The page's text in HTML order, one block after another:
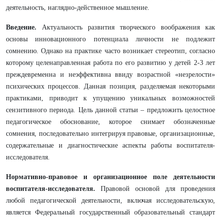
деятельность, наглядно-действенное мышление.
Введение. Актуальность развития творческого воображения как
основы инновационного потенциала личности не подлежит
сомнению. Однако на практике часто возникает стереотип, согласно
которому целенаправленная работа по его развитию у детей 2-3 лет
преждевременна и неэффективна ввиду возрастной «незрелости»
психических процессов. Данная позиция, разделяемая некоторыми
практиками, приводит к упущению уникальных возможностей
сензитивного периода. Цель данной статьи – предложить целостное
педагогическое обоснование, которое снимает обозначенные
сомнения, последовательно интегрируя правовые, организационные,
содержательные и диагностические аспекты работы воспитателя-
исследователя.
Нормативно-правовое и организационное поле деятельности
воспитателя-исследователя. Правовой основой для проведения
любой педагогической деятельности, включая исследовательскую,
является Федеральный государственный образовательный стандарт